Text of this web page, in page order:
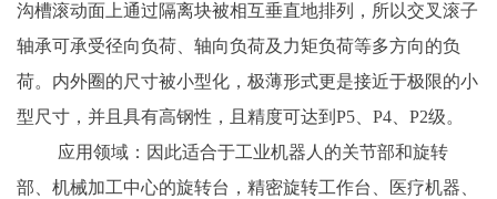
沟槽滚动面上通过隔离块被相互垂直地排列，所以交叉滚子
轴承可承受径向负荷、轴向负荷及力矩负荷等多方向的负
荷。内外圈的尺寸被小型化，极薄形式更是接近于极限的小
型尺寸，并且具有高钢性，且精度可达到P5、P4、P2级。
应用领域：因此适合于工业机器人的关节部和旋转
部、机械加工中心的旋转台，精密旋转工作台、医疗机器、